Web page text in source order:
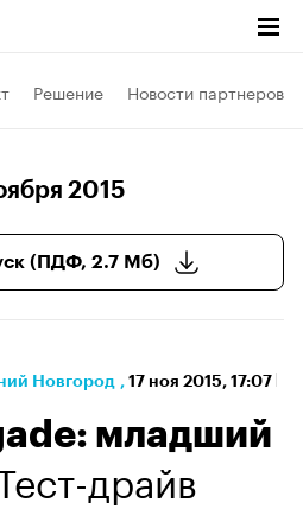
Решение Новости партнеров
2015
(ПДФ, 2.7 Мб)
Новгород , 17 ноя 2015, 17:07
младший
драйв